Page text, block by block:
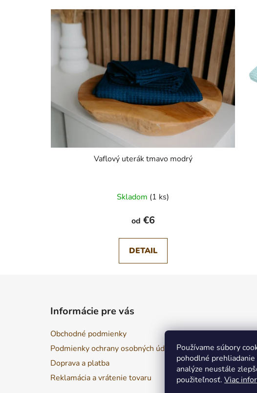
Používame súbory
pohodlné
analýze neustále
použiteľnosť. Viac
Vaflový uterák tmavo modrý
Skladom (1 ks)
od €6
DETAIL
Informácie pre vás
Obchodné podmienky
Podmienky ochrany osobných údajov
Doprava a platba
Reklamácia a vrátenie tovaru